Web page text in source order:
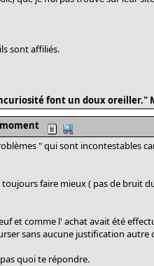
sont affiliés.
font un doux oreiller."
" qui sont incontestables
faire mieux ( pas de bruit
et comme l' achat avait été
sans aucune justification autre
quoi te répondre.